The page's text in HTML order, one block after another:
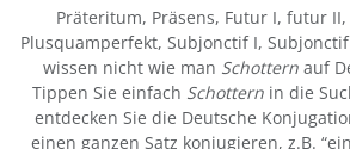
Präteritum, Präsens, Futur I, futur
Plusquamperfekt, Subjonctif I,
wissen nicht wie man Schotternauf
Tippen Sie einfach Schottern in die
entdecken Sie die Deutsche
einen ganzen Satz konjugieren, z.B.